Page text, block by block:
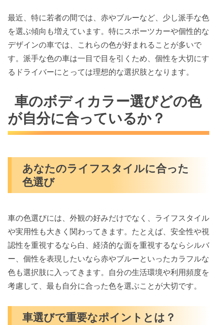
最近、特に若者の間では、赤やブルーなど、少し派手な色
を選ぶ傾向も増えています。特にスポーツカーや個性的な
デザインの車では、これらの色が好まれることが多いで
す。派手な色の車は一目で目を引くため、個性を大切にす
るドライバーにとっては理想的な選択肢となります。
車のボディカラー選びどの色
が自分に合っているか？
あなたのライフスタイルに合った
色選び
車の色選びには、外観の好みだけでなく、ライフスタイル
や実用性も大きく関わってきます。たとえば、安全性や視
認性を重視するなら白、経済的な面を重視するならシルバ
ー、個性を表現したいなら赤やブルーといったカラフルな
色も選択肢に入ってきます。自分の生活環境や利用頻度を
考慮して、最も自分に合った色を選ぶことが大切です。
車選びで重要なポイントとは？